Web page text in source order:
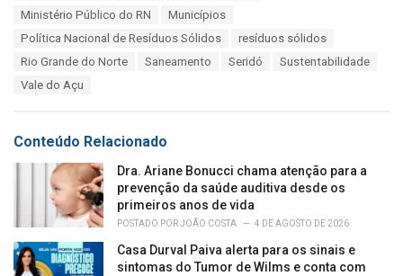
Ministério Público do RN
Municípios
Política Nacional de Resíduos Sólidos
resíduos sólidos
Rio Grande do Norte
Saneamento Seridó
Sustentabilidade
Vale do Açu
Conteúdo Relacionado
Dra. Ariane Bonucci chama atenção para a
prevenção da saúde auditiva desde os
primeiros anos de vida
POSTADO PORJOÃO COSTA 4 DE AGOSTO DE 2026
Casa Durval Paiva alerta para os sinais e
sintomas do Tumor de Wilms e conta com